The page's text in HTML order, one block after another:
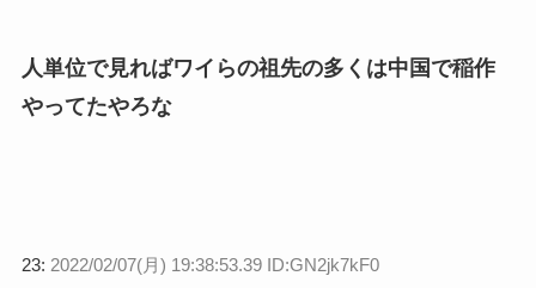
人単位で見ればワイらの祖先の多くは中国で稲作
やってたやろな
23: 2022/02/07(月) 19:38:53.39 ID:GN2jk7kF0